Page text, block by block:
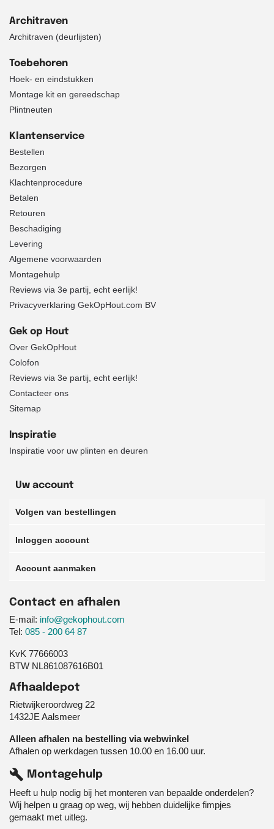
Architraven
Architraven (deurlijsten)
Toebehoren
Hoek- en eindstukken
Montage kit en gereedschap
Plintneuten
Klantenservice
Bestellen
Bezorgen
Klachtenprocedure
Betalen
Retouren
Beschadiging
Levering
Algemene voorwaarden
Montagehulp
Reviews via 3e partij, echt eerlijk!
Privacyverklaring GekOpHout.com BV
Gek op Hout
Over GekOpHout
Colofon
Reviews via 3e partij, echt eerlijk!
Contacteer ons
Sitemap
Inspiratie
Inspiratie voor uw plinten en deuren
Uw account
Volgen van bestellingen
Inloggen account
Account aanmaken
Contact en afhalen
E-mail: info@gekophout.com
Tel: 085 - 200 64 87
KvK 77666003
BTW NL861087616B01
Afhaaldepot
Rietwijkeroordweg 22
1432JE Aalsmeer
Alleen afhalen na bestelling via webwinkel
Afhalen op werkdagen tussen 10.00 en 16.00 uur.
build Montagehulp
Heeft u hulp nodig bij het monteren van bepaalde onderdelen?
Wij helpen u graag op weg, wij hebben duidelijke fimpjes
gemaakt met uitleg.